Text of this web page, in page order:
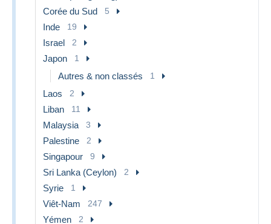
Corée du Sud 5
Inde 19
Israel 2
Japon 1
Autres & non classés 1
Laos 2
Liban 11
Malaysia 3
Palestine 2
Singapour 9
Sri Lanka (Ceylon) 2
Syrie 1
Viêt-Nam 247
Yémen 2